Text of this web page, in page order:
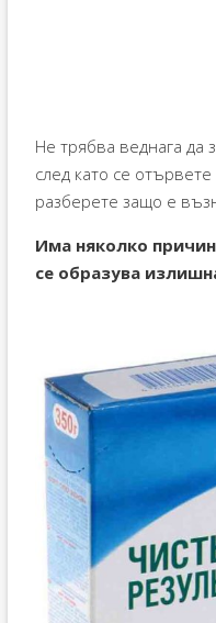
Не трябва веднага да
след като се
разберете защо е
Има няколко
се образува